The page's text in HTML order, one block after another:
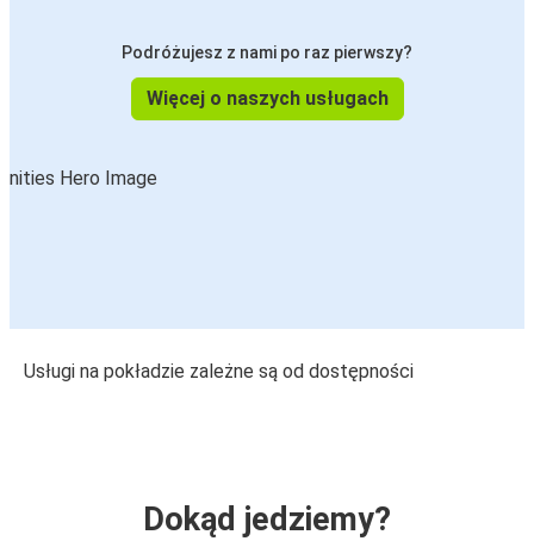
Podróżujesz z nami po raz pierwszy?
Więcej o naszych usługach
Usługi na pokładzie zależne są od dostępności
Dokąd jedziemy?